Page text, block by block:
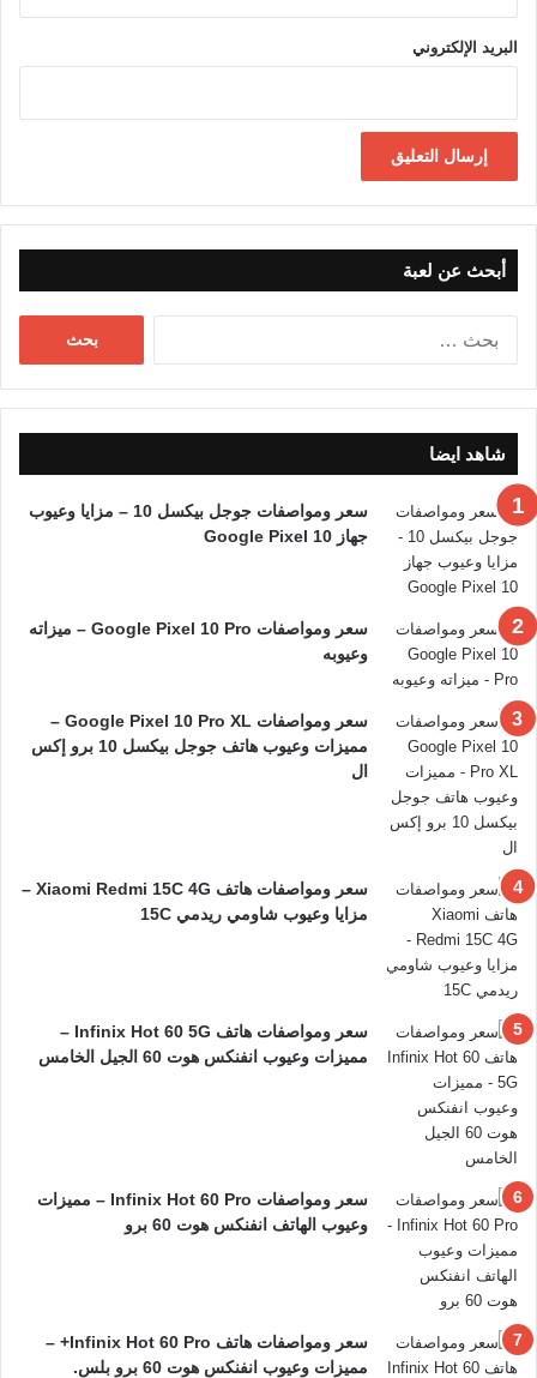
البريد الإلكتروني
أبحث عن لعبة
شاهد ايضا
سعر ومواصفات جوجل بيكسل 10 – مزايا وعيوب
جهاز Google Pixel 10
سعر ومواصفات Google Pixel 10 Pro – ميزاته
وعيوبه
سعر ومواصفات Google Pixel 10 Pro XL –
مميزات وعيوب هاتف جوجل بيكسل 10 برو إكس
ال
سعر ومواصفات هاتف Xiaomi Redmi 15C 4G –
مزايا وعيوب شاومي ريدمي 15C
سعر ومواصفات هاتف Infinix Hot 60 5G –
مميزات وعيوب انفنكس هوت 60 الجيل الخامس
سعر ومواصفات Infinix Hot 60 Pro – مميزات
وعيوب الهاتف انفنكس هوت 60 برو
سعر ومواصفات هاتف Infinix Hot 60 Pro+ –
مميزات وعيوب انفنكس هوت 60 برو بلس.